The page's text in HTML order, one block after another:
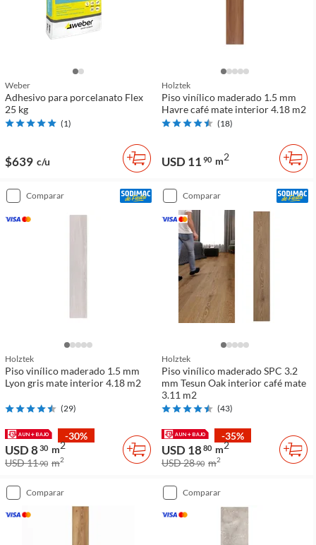
Weber
Adhesivo para porcelanato Flex
25 kg
(1)
$639 c/u
Holztek
Piso vinílico maderado 1.5 mm
Havre café mate interior 4.18 m2
(18)
USD 11 90 m2
comparar
Holztek
Piso vinílico maderado 1.5 mm
Lyon gris mate interior 4.18 m2
(29)
-30%
USD 830 m2
USD 1190 m2
comparar
Holztek
Piso vinílico maderado SPC 3.2
mm Tesun Oak interior café mate
3.11 m2
(43)
-35%
USD 1880 m2
USD 2890 m2
comparar comparar